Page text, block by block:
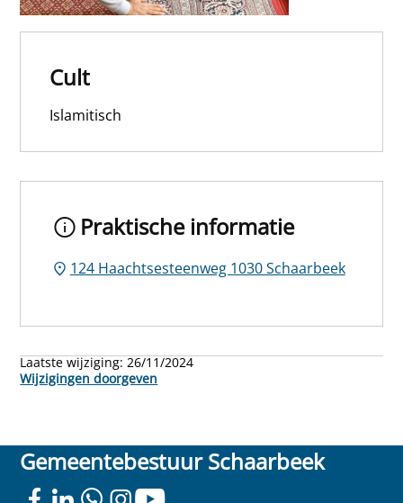
Cult
Islamitisch
Praktische informatie
124 Haachtsesteenweg 1030 Schaarbeek
Laatste wijziging:26/11/2024
Wijzigingen doorgeven
Gemeentebestuur Schaarbeek